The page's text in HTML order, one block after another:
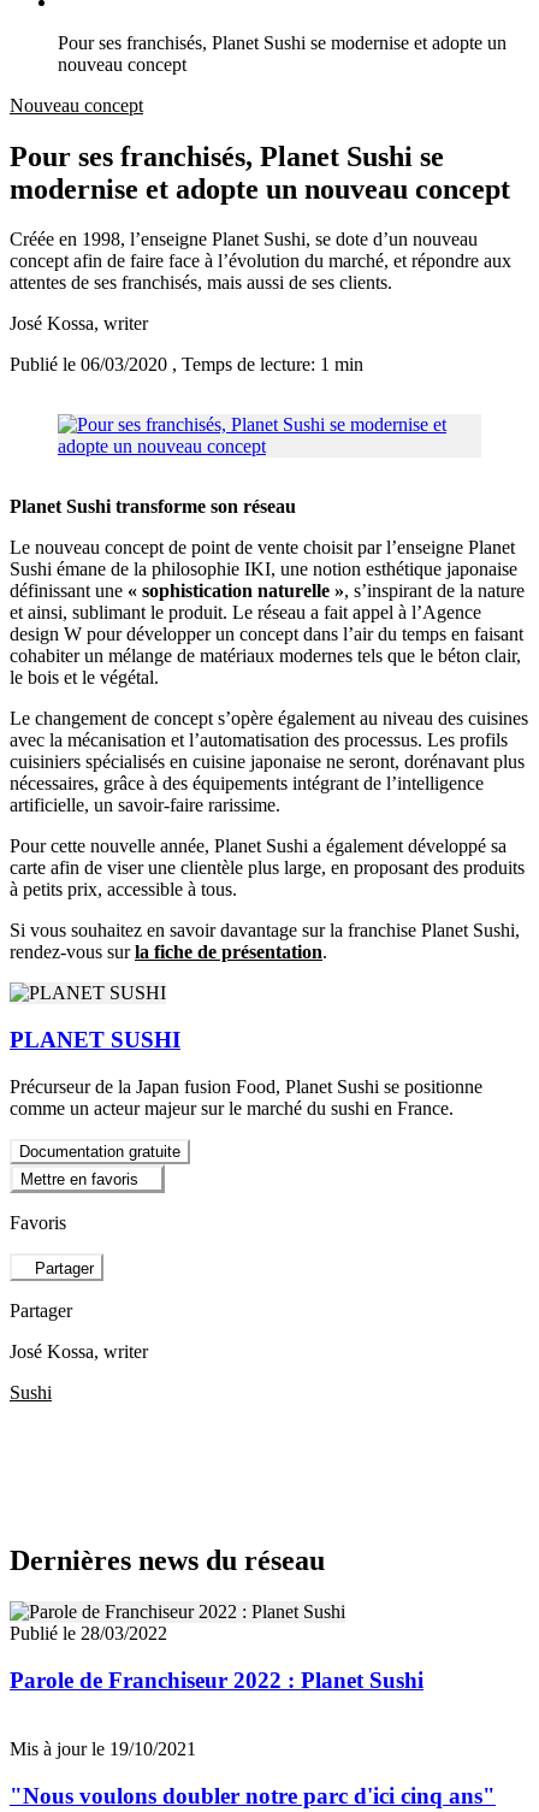
Pour ses franchisés, Planet Sushi se modernise et adopte un
nouveau concept
Nouveau concept
Pour ses franchisés, Planet Sushi se
modernise et adopte un nouveau concept
Créée en 1998, l’enseigne Planet Sushi, se dote d’un nouveau
concept afin de faire face à l’évolution du marché, et répondre aux
attentes de ses franchisés, mais aussi de ses clients.
José Kossa, writer
Publié le 06/03/2020 , Temps de lecture: 1 min
Planet Sushi transforme son réseau
Le nouveau concept de point de vente choisit par l’enseigne Planet
Sushi émane de la philosophie IKI, une notion esthétique japonaise
définissant une « sophistication naturelle », s’inspirant de la nature
et ainsi, sublimant le produit. Le réseau a fait appel à l’Agence
design W pour développer un concept dans l’air du temps en faisant
cohabiter un mélange de matériaux modernes tels que le béton clair,
le bois et le végétal.
Le changement de concept s’opère également au niveau des cuisines
avec la mécanisation et l’automatisation des processus. Les profils
cuisiniers spécialisés en cuisine japonaise ne seront, dorénavant plus
nécessaires, grâce à des équipements intégrant de l’intelligence
artificielle, un savoir-faire rarissime.
Pour cette nouvelle année, Planet Sushi a également développé sa
carte afin de viser une clientèle plus large, en proposant des produits
à petits prix, accessible à tous.
Si vous souhaitez en savoir davantage sur la franchise Planet Sushi,
rendez-vous surla fiche de présentation.
PLANET SUSHI
Précurseur de la Japan fusion Food, Planet Sushi se positionne
comme un acteur majeur sur le marché du sushi en France.
Documentation gratuite
Mettre en favoris
Favoris
Partager
Partager
José Kossa, writer
Sushi
Dernières news du réseau
Publié le 28/03/2022
Parole de Franchiseur 2022 : Planet Sushi
Mis à jour le 19/10/2021
"Nous voulons doubler notre parc d'ici cinq ans"